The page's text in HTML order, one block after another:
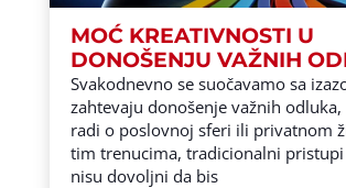
MOĆ KREATIVNOSTI U
DONOŠENJU VAŽNIH
Svakodnevno se suočavamo sa
zahtevaju donošenje važnih
radi o poslovnoj sferi ili privatnom
tim trenucima, tradicionalni pristupi
nisu dovoljni da bis